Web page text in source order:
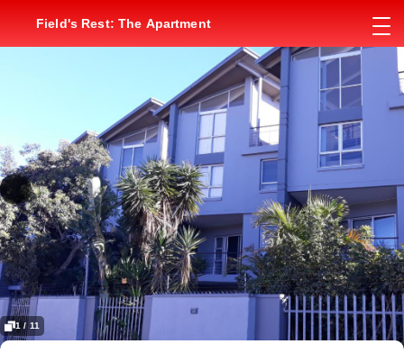
Field's Rest: The Apartment
1 / 11